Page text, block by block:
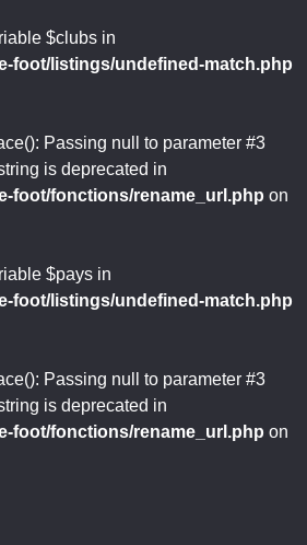
$clubs in
foot/listings/undefined-match.php
Passing null to parameter #3
is deprecated in
foot/fonctions/rename_url.php on
$pays in
foot/listings/undefined-match.php
Passing null to parameter #3
is deprecated in
foot/fonctions/rename_url.php on